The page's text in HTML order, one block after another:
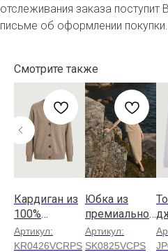
отслеживания заказа поступит
письме об оформлении покупки.
Смотрите также
Кардиган из
100%
кашемира
Артикул:
KR0426VCRPS
Юбка из
премиальног
о гребенного
кашемира
Артикул:
SK0825VCPS